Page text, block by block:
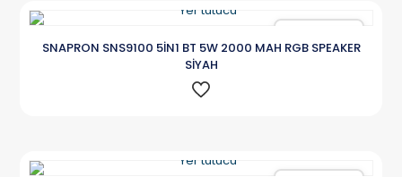
SNAPRON SNS9100 5İN1 BT 5W 2000 MAH RGB SPEAKER
SİYAH